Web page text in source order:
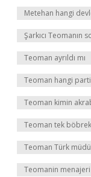
Metehan hangi
Şarkıcı Teomanın
Teoman ayrıldı mı
Teoman hangi
Teoman kimin
Teoman tek
Teoman Türk
Teomanin